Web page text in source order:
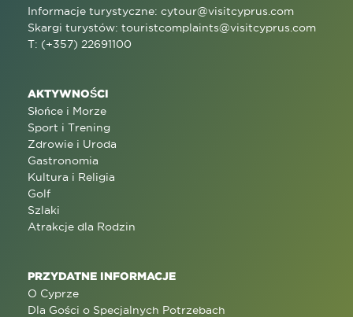
Informacje turystyczne: cytour@visitcyprus.com
Skargi turystów: touristcomplaints@visitcyprus.com
T: (+357) 22691100
AKTYWNOŚCI
Słońce i Morze
Sport i Trening
Zdrowie i Uroda
Gastronomia
Kultura i Religia
Golf
Szlaki
Atrakcje dla Rodzin
PRZYDATNE INFORMACJE
O Cyprze
Dla Gości o Specjalnych Potrzebach